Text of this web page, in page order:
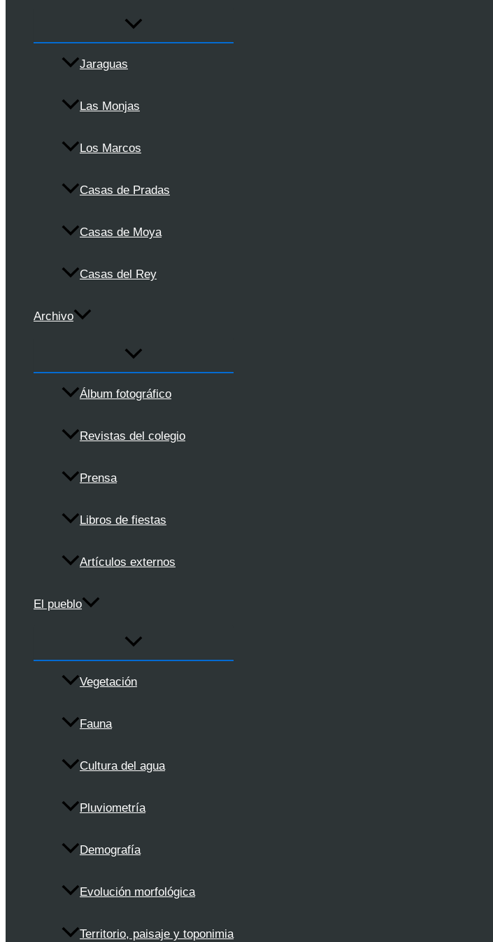
Jaraguas
Las Monjas
Los Marcos
Casas de Pradas
Casas de Moya
Casas del Rey
Archivo
Álbum fotográfico
Revistas del colegio
Prensa
Libros de fiestas
Artículos externos
El pueblo
Vegetación
Fauna
Cultura del agua
Pluviometría
Demografía
Evolución morfológica
Territorio, paisaje y toponimia